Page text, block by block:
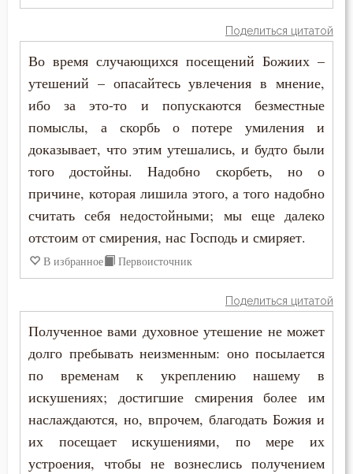
Смертная память
Смерть
Смех
Смирение
Совесть
Совет
Сокрушение
Сон
Сострадание
Спасение
Спокойствие
Поделиться цитатой
Во время случающихся посещений Божиих –
утешений – опасайтесь увлечения в мнение,
ибо за это-то и попускаются безместные
помыслы, а скорбь о потере умиления и
доказывает, что этим утешались, и будто были
того достойны. Надобно скорбеть, но о
причине, которая лишила этого, а того надобно
считать себя недостойными; мы еще далеко
отстоим от смирения, нас Господь и смиряет.
В избранное Первоисточник
Поделиться цитатой
Полученное вами духовное утешение не может
долго пребывать неизменным: оно посылается
по временам к укреплению нашему в
искушениях; достигшие смирения более им
наслаждаются, но, впрочем, благодать Божия и
их посещает искушениями, по мере их
устроения, чтобы не вознеслись получением